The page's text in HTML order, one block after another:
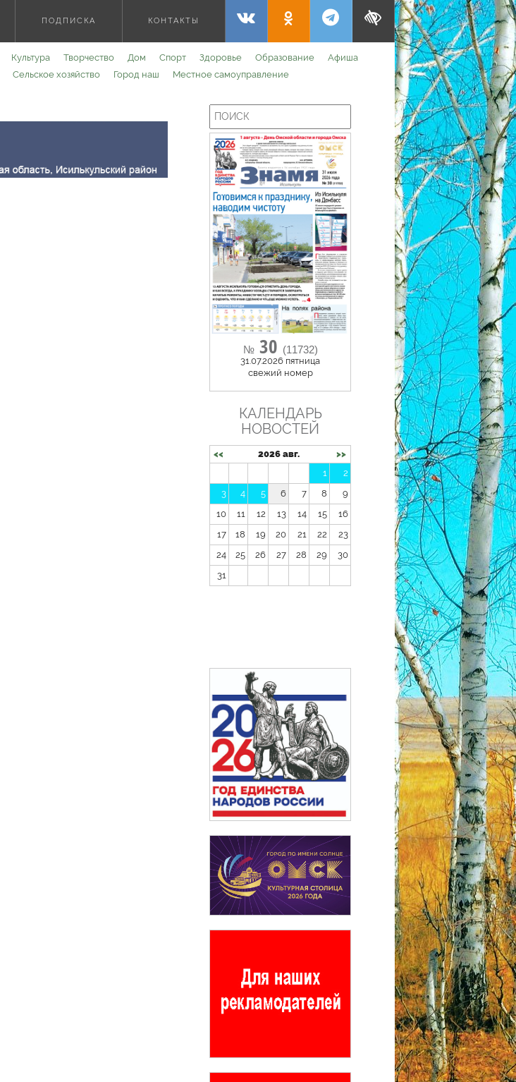
ПОДПИСКА КОНТАКТЫ
Культура Творчество Дом Спорт Здоровье Образование
Афиша
Сельское хозяйство Город наш Местное самоуправление
№30 (11732)
31.07.2026 пятница
cвежий номер
КАЛЕНДАРЬ
НОВОСТЕЙ
<< 2026 авг.
>>
1
2
3
4 5 6 7 8
9
10
11 12 13 14 15
16
17
18 19 20 21 22
23
24
25 26 27 28 29
30
31